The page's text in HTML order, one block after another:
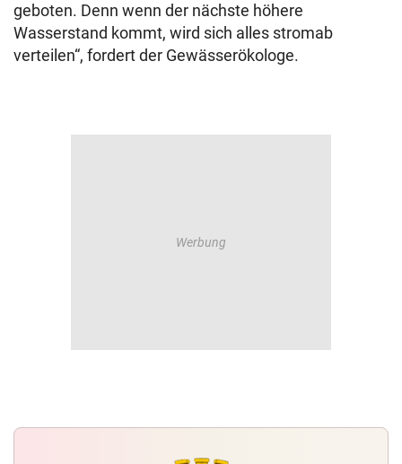
geboten. Denn wenn der nächste höhere
Wasserstand kommt, wird sich alles stromab
verteilen“, fordert der Gewässerökologe.